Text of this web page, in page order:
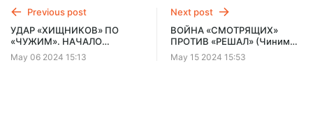
также к тому — кто и как этой экономикой управляет.
$5.1 $3.9 per month -25%
Billed every 12 months.
The discount applies to the first 12 months only.
Previous post
УДАР «ХИЩНИКОВ» ПО
«ЧУЖИМ». НАЧАЛО
«РАЗБОРОК» В ПУТИНСКОМ
«ПОЛИТБЮРО»
May 06 2024 15:13
Next post
ВОЙНА «СМОТРЯЩИХ»
ПРОТИВ «РЕШАЛ» (Чиним
«Тришкин кафтан»
российского правительства)
May 15 2024 15:53